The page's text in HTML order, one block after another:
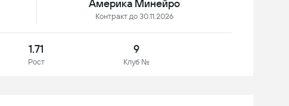
Америка Минейро
Контракт до 30.11.2026
1.71
Рост
9
Клуб №